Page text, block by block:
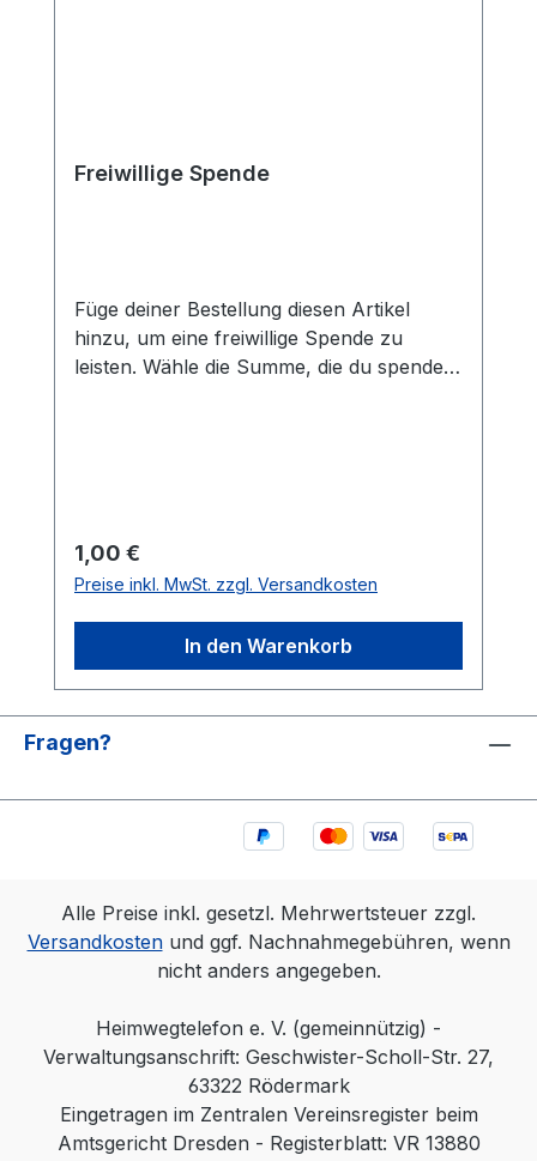
Freiwillige Spende
Füge deiner Bestellung diesen Artikel
hinzu, um eine freiwillige Spende zu
leisten. Wähle die Summe, die du spenden
Regulärer Preis:
1,00 €
Preise inkl. MwSt. zzgl. Versandkosten
In den Warenkorb
Fragen?
Alle Preise inkl. gesetzl. Mehrwertsteuer zzgl.
Versandkostenund ggf. Nachnahmegebühren, wenn
nicht anders angegeben.
Heimwegtelefon e. V. (gemeinnützig) -
Verwaltungsanschrift: Geschwister-Scholl-Str. 27,
63322 Rödermark
Eingetragen im Zentralen Vereinsregister beim
Amtsgericht Dresden - Registerblatt: VR 13880